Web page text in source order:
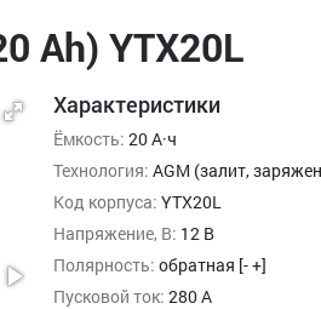
Ah) YTX20L
Характеристики
Ёмкость: 20 А·ч
Технология: AGM (залит,
Код корпуса: YTX20L
Напряжение, В: 12 В
Полярность: обратная [- +]
Пусковой ток: 280 А